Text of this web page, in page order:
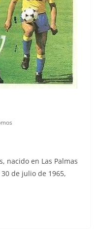
nacido en Las Palmas
de julio de 1965,